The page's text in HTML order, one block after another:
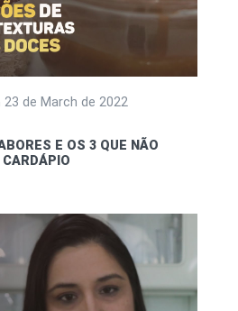
23 de March de 2022
E OS 3 QUE NÃO